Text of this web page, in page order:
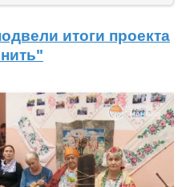
итоги проекта